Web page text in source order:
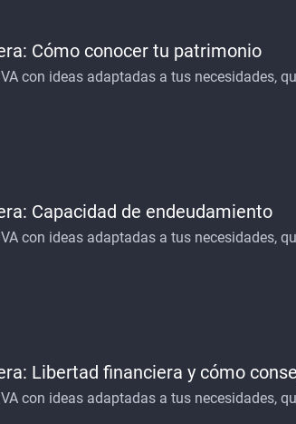
Cómo conocer tu patrimonio
con ideas adaptadas a tus necesidades,
Capacidad de endeudamiento
con ideas adaptadas a tus necesidades,
Libertad financiera y cómo
con ideas adaptadas a tus necesidades,